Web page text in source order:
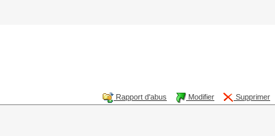
Rapport d'abus Modifier Supprimer